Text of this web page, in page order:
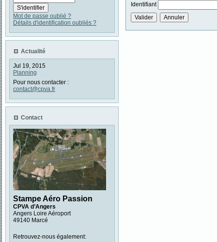
Mot de passe oublié ?
Détails d'identification oubliés ?
Actualité
Jul 19, 2015
Planning
Pour nous contacter :
contact@cpva.fr
Contact
Stampe Aéro Passion
CPVA d’Angers
Angers Loire Aéroport
49140 Marcé
Retrouvez-nous également:
Identifiant